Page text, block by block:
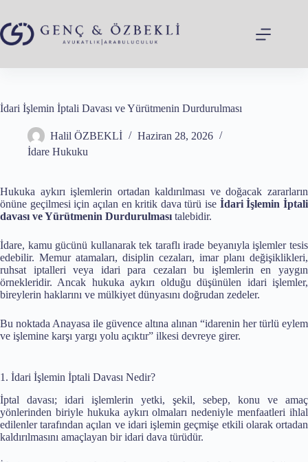
content
İdari İşlemin İptali Davası ve Yürütmenin Durdurulması
Halil ÖZBEKLİ
Haziran 28, 2026
İdare Hukuku
Hukuka aykırı işlemlerin ortadan kaldırılması ve doğacak zararların
önüne geçilmesi için açılan en kritik dava türü ise İdari İşlemin İptali
davası ve Yürütmenin Durdurulması talebidir.
İdare, kamu gücünü kullanarak tek taraflı irade beyanıyla işlemler tesis
edebilir. Memur atamaları, disiplin cezaları, imar planı değişiklikleri,
ruhsat iptalleri veya idari para cezaları bu işlemlerin en yaygın
örnekleridir. Ancak hukuka aykırı olduğu düşünülen idari işlemler,
bireylerin haklarını ve mülkiyet dünyasını doğrudan zedeler.
Bu noktada Anayasa ile güvence altına alınan “idarenin her türlü eylem
ve işlemine karşı yargı yolu açıktır” ilkesi devreye girer.
1. İdari İşlemin İptali Davası Nedir?
İptal davası; idari işlemlerin yetki, şekil, sebep, konu ve amaç
yönlerinden biriyle hukuka aykırı olmaları nedeniyle menfaatleri ihlal
edilenler tarafından açılan ve idari işlemin geçmişe etkili olarak ortadan
kaldırılmasını amaçlayan bir idari dava türüdür.